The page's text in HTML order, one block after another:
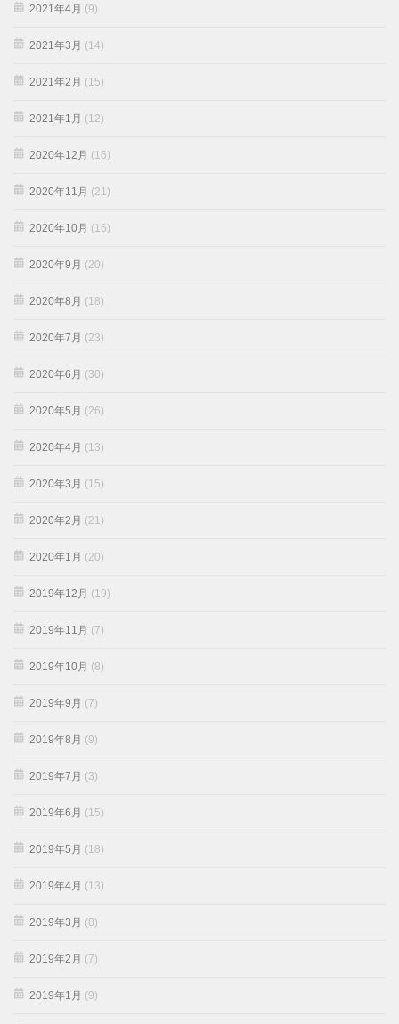
2021年4月 (9)
2021年3月 (14)
2021年2月 (15)
2021年1月 (12)
2020年12月 (16)
2020年11月 (21)
2020年10月 (16)
2020年9月 (20)
2020年8月 (18)
2020年7月 (23)
2020年6月 (30)
2020年5月 (26)
2020年4月 (13)
2020年3月 (15)
2020年2月 (21)
2020年1月 (20)
2019年12月 (19)
2019年11月 (7)
2019年10月 (8)
2019年9月 (7)
2019年8月 (9)
2019年7月 (3)
2019年6月 (15)
2019年5月 (18)
2019年4月 (13)
2019年3月 (8)
2019年2月 (7)
2019年1月 (9)